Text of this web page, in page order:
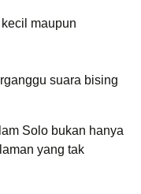
maupun
suara bising
Solo bukan hanya
yang tak